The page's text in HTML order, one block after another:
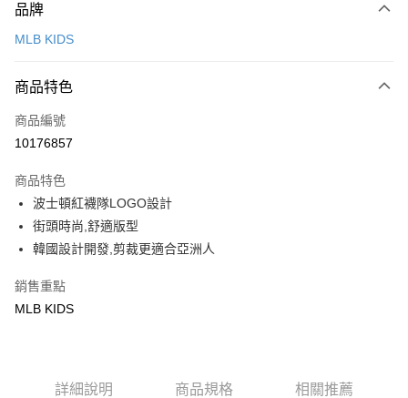
信用卡一次付款
LINE Pay
Apple Pay
悠遊付
運送方式
每筆NT$60，滿NT$499(含以上)免運費
7-11取貨付款<未取貨列黑名單/不支援離島取退>
品牌
MLB KIDS
商品特色
商品編號
10176857
商品特色
波士頓紅襪隊LOGO設計
街頭時尚,舒適版型
韓國設計開發,剪裁更適合亞洲人
銷售重點
MLB KIDS
詳細說明 商品規格 相關推薦